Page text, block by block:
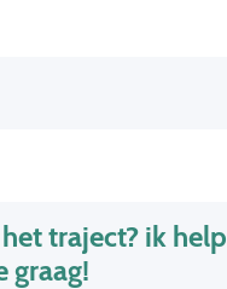
traject? ik help
graag!